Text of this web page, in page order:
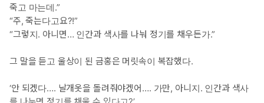
죽고 마는데.”
“주, 죽는다고요?!”
“그렇지. 아니면… 인간과 색사를 나눠 정기를 채우든가.”
그 말을 듣고 울상이 된 금홍은 머릿속이 복잡했다.
‘안 되겠다…. 날개옷을 돌려줘야겠어…. 가만, 아니지. 인간과 색사